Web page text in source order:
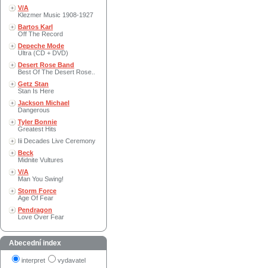
V/A
Klezmer Music 1908-1927
Bartos Karl
Off The Record
Depeche Mode
Ultra (CD + DVD)
Desert Rose Band
Best Of The Desert Rose..
Getz Stan
Stan Is Here
Jackson Michael
Dangerous
Tyler Bonnie
Greatest Hits
Iii Decades Live Ceremony
Beck
Midnite Vultures
V/A
Man You Swing!
Storm Force
Age Of Fear
Pendragon
Love Over Fear
Abecední index
interpret vydavatel